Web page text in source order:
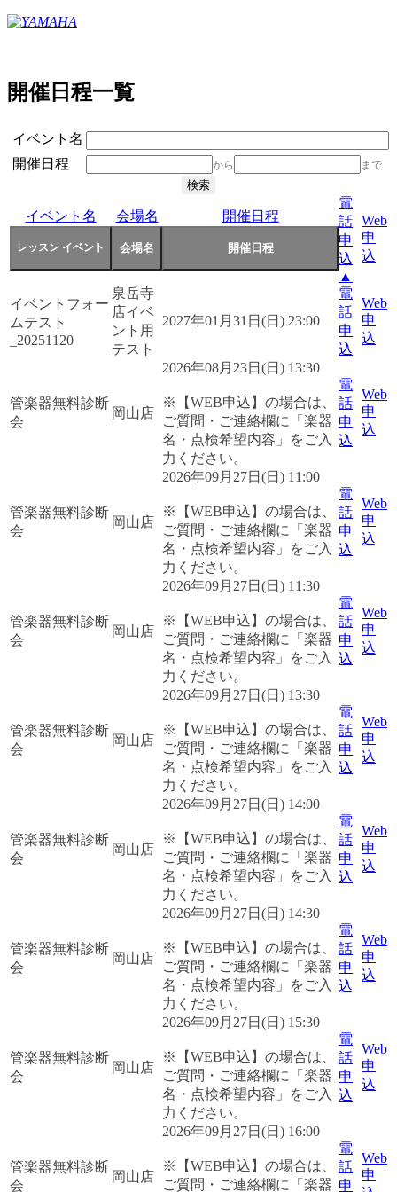
開催日程一覧
イベント名
開催日程
から まで
イベント名 会場名 開催日程
電
話
申
込
▲
Web
申
込
イベントフォー
ムテスト
_20251120
泉岳寺
店イベ
ント用
テスト
2027年01月31日(日) 23:00
電
話
申
込
Web
申
込
管楽器無料診断
会
岡山店
2026年08月23日(日) 13:30
※【WEB申込】の場合は、
ご質問・ご連絡欄に「楽器
名・点検希望内容」をご入
力ください。
電
話
申
込
Web
申
込
管楽器無料診断
会
岡山店
2026年09月27日(日) 11:00
※【WEB申込】の場合は、
ご質問・ご連絡欄に「楽器
名・点検希望内容」をご入
力ください。
電
話
申
込
Web
申
込
管楽器無料診断
会
岡山店
2026年09月27日(日) 11:30
※【WEB申込】の場合は、
ご質問・ご連絡欄に「楽器
名・点検希望内容」をご入
力ください。
電
話
申
込
Web
申
込
管楽器無料診断
会
岡山店
2026年09月27日(日) 13:30
※【WEB申込】の場合は、
ご質問・ご連絡欄に「楽器
名・点検希望内容」をご入
力ください。
電
話
申
込
Web
申
込
管楽器無料診断
会
岡山店
2026年09月27日(日) 14:00
※【WEB申込】の場合は、
ご質問・ご連絡欄に「楽器
名・点検希望内容」をご入
力ください。
電
話
申
込
Web
申
込
管楽器無料診断
会
岡山店
2026年09月27日(日) 14:30
※【WEB申込】の場合は、
ご質問・ご連絡欄に「楽器
名・点検希望内容」をご入
力ください。
電
話
申
込
Web
申
込
管楽器無料診断
会
岡山店
2026年09月27日(日) 15:30
※【WEB申込】の場合は、
ご質問・ご連絡欄に「楽器
名・点検希望内容」をご入
力ください。
電
話
申
込
Web
申
込
管楽器無料診断
会
岡山店
2026年09月27日(日) 16:00
※【WEB申込】の場合は、
ご質問・ご連絡欄に「楽器
電
話
申
Web
申